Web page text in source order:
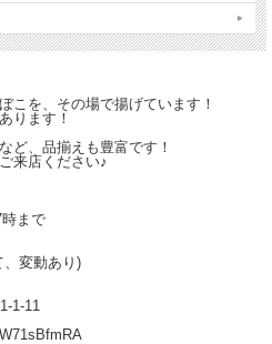
を避けて保存
こを、その場で揚げています！
ります！
ど、品揃えも豊富です！
来店ください♪
まで
、変動あり)
1-11